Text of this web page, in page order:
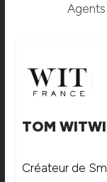
TOM
Créateur de